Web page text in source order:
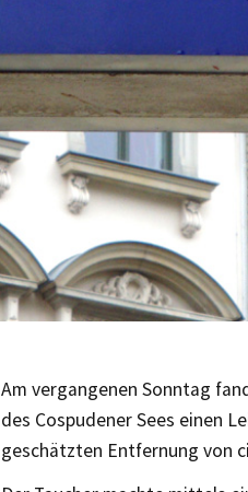
Am vergangenen Sonntag
des Cospudener Sees einen
geschätzten Entfernung von